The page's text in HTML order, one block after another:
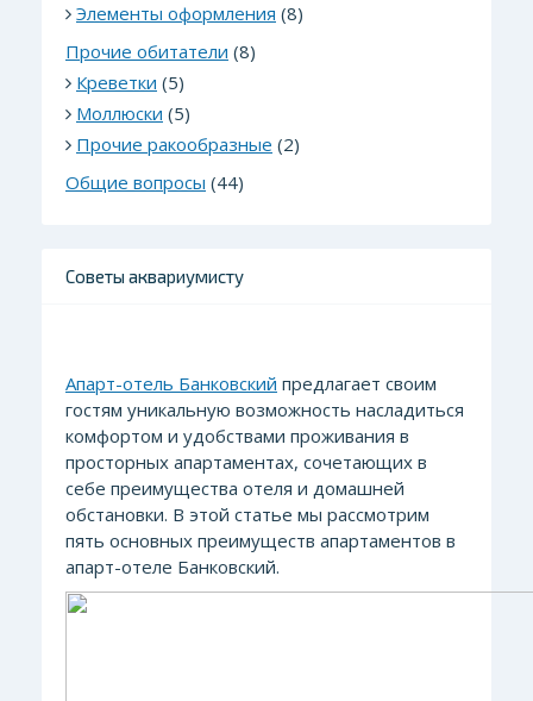
Элементы оформления (8)
Прочие обитатели (8)
Креветки (5)
Моллюски (5)
Прочие ракообразные (2)
Общие вопросы (44)
Советы аквариумисту
Апарт-отель Банковский предлагает своим
гостям уникальную возможность насладиться
комфортом и удобствами проживания в
просторных апартаментах, сочетающих в
себе преимущества отеля и домашней
обстановки. В этой статье мы рассмотрим
пять основных преимуществ апартаментов в
апарт-отеле Банковский.